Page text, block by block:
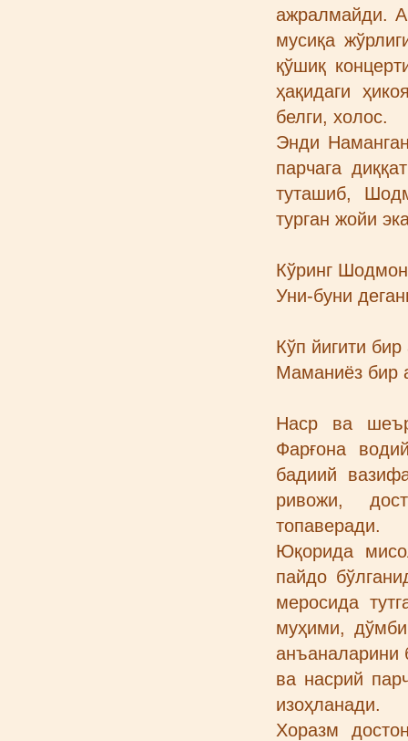
ажралмайди.
мусиқа
қўшиқ
ҳақидаги
белги, холос.
Энди
парчага
туташиб,
турган жойи
Кўринг
Уни-буни
Кўп йигити
Маманиёз
Наср ва
Фарғона
бадиий
ривожи,
топаверади.
Юқорида
пайдо
меросида
муҳими,
анъаналарини
ва насрий
изоҳланади.
Хоразм